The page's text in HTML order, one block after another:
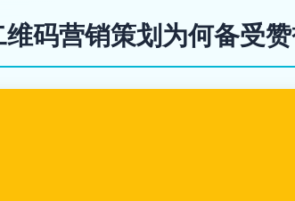
码营销策划为何备受